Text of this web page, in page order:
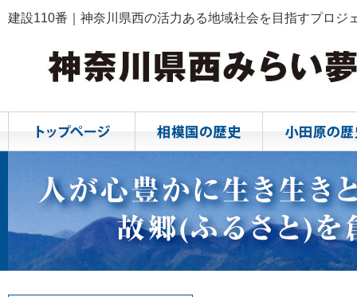
建設110番｜神奈川県西の活力ある地域社会を目指すプロ